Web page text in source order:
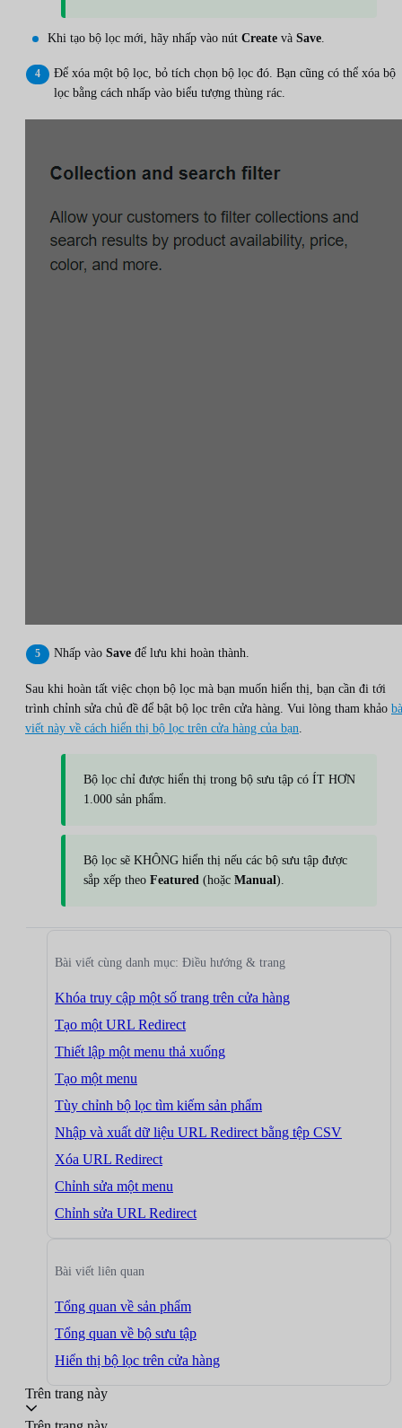
Khi tạo bộ lọc mới, hãy nhấp vào nút Create và Save
Để xóa một bộ lọc, bỏ tích chọn bộ lọc đó. Bạn cũng có thể xóa bộ
lọc bằng cách nhấp vào biểu tượng thùng rác.
Nhấp vào Save để lưu khi hoàn thành.
Sau khi hoàn tất việc chọn bộ lọc mà bạn muốn hiển thị, bạn cần đi tới
trình chỉnh sửa chủ đề để bật bộ lọc trên cửa hàng. Vui lòng tham khảo
viết này về cách hiển thị bộ lọc trên cửa hàng của bạn
Bộ lọc chỉ được hiển thị trong bộ sưu tập có ÍT HƠN
1.000 sản phẩm.
Bộ lọc sẽ KHÔNG hiển thị nếu các bộ sưu tập được
sắp xếp theo Featured (hoặc Manual).
Bài viết cùng danh mục: Điều hướng & trang
Khóa truy cập một số trang trên cửa hàng
Tạo một URL Redirect
Thiết lập một menu thả xuống
Tạo một menu
Tùy chỉnh bộ lọc tìm kiếm sản phẩm
Nhập và xuất dữ liệu URL Redirect bằng tệp CSV
Xóa URL Redirect
Chỉnh sửa một menu
Chỉnh sửa URL Redirect
Bài viết liên quan
Tổng quan về sản phẩm
Tổng quan về bộ sưu tập
Hiển thị bộ lọc trên cửa hàng
Trên trang này